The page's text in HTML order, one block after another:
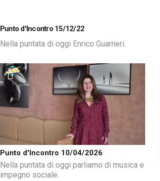
Punto d'Incontro 15/12/22
Nella puntata di oggi Enrico Guarneri.
Punto d'Incontro 10/04/2026
Nella puntata di oggi parliamo di musica e
impegno sociale.